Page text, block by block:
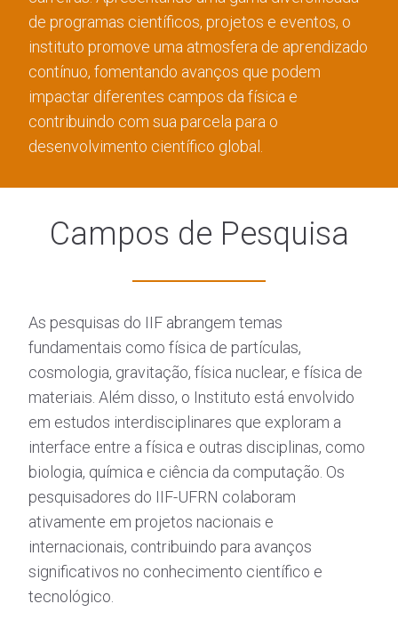
de programas científicos, projetos e eventos, o
instituto promove uma atmosfera de aprendizado
contínuo, fomentando avanços que podem
impactar diferentes campos da física e
contribuindo com sua parcela para o
desenvolvimento científico global.
Campos de Pesquisa
As pesquisas do IIF abrangem temas
fundamentais como física de partículas,
cosmologia, gravitação, física nuclear, e física de
materiais. Além disso, o Instituto está envolvido
em estudos interdisciplinares que exploram a
interface entre a física e outras disciplinas, como
biologia, química e ciência da computação. Os
pesquisadores do IIF-UFRN colaboram
ativamente em projetos nacionais e
internacionais, contribuindo para avanços
significativos no conhecimento científico e
tecnológico.